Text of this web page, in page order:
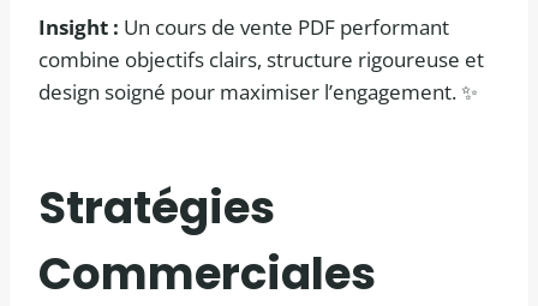
Insight : Un cours de vente PDF performant
combine objectifs clairs, structure rigoureuse et
design soigné pour maximiser l’engagement. ✨
Stratégies
Commerciales